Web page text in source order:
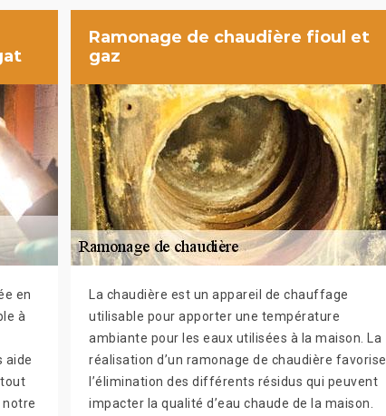
en
à
aide
notre
Ramonage de chaudière fioul et
gaz
La chaudière est un appareil de chauffage
utilisable pour apporter une température
ambiante pour les eaux utilisées à la maison. La
réalisation d’un ramonage de chaudière favorise
l’élimination des différents résidus qui peuvent
impacter la qualité d’eau chaude de la maison.